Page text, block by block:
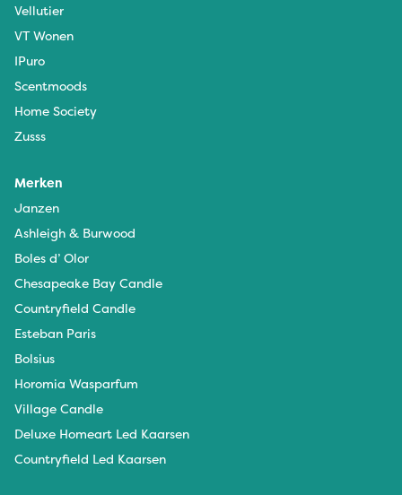
Vellutier
VT Wonen
IPuro
Scentmoods
Home Society
Zusss
Merken
Janzen
Ashleigh & Burwood
Boles d’ Olor
Chesapeake Bay Candle
Countryfield Candle
Esteban Paris
Bolsius
Horomia Wasparfum
Village Candle
Deluxe Homeart Led Kaarsen
Countryfield Led Kaarsen